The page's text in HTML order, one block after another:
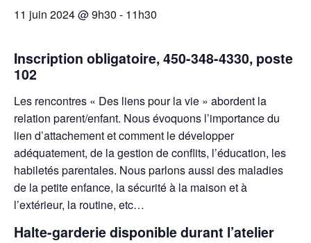
11 juin 2024 @ 9h30 - 11h30
Inscription obligatoire, 450-348-4330, poste
102
Les rencontres « Des liens pour la vie » abordent la
relation parent/enfant. Nous évoquons l’importance du
lien d’attachement et comment le développer
adéquatement, de la gestion de conflits, l’éducation, les
habiletés parentales. Nous parlons aussi des maladies
de la petite enfance, la sécurité à la maison et à
l’extérieur, la routine, etc…
Halte-garderie disponible durant l’atelier